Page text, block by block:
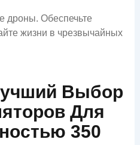
дроны. Обеспечьте
жизни в чрезвычайных
Выбор
Для
350